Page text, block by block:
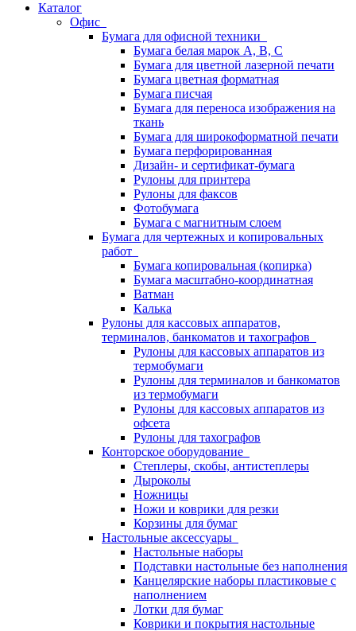
Каталог
Офис
Бумага для офисной техники
Бумага белая марок А, В, С
Бумага для цветной лазерной печати
Бумага цветная форматная
Бумага писчая
Бумага для переноса изображения на
ткань
Бумага для широкоформатной печати
Бумага перфорированная
Дизайн- и сертификат-бумага
Рулоны для принтера
Рулоны для факсов
Фотобумага
Бумага с магнитным слоем
Бумага для чертежных и копировальных
работ
Бумага копировальная (копирка)
Бумага масштабно-координатная
Ватман
Калька
Рулоны для кассовых аппаратов,
терминалов, банкоматов и тахографов
Рулоны для кассовых аппаратов из
термобумаги
Рулоны для терминалов и банкоматов
из термобумаги
Рулоны для кассовых аппаратов из
офсета
Рулоны для тахографов
Конторское оборудование
Степлеры, скобы, антистеплеры
Дыроколы
Ножницы
Ножи и коврики для резки
Корзины для бумаг
Настольные аксессуары
Настольные наборы
Подставки настольные без наполнения
Канцелярские наборы пластиковые с
наполнением
Лотки для бумаг
Коврики и покрытия настольные